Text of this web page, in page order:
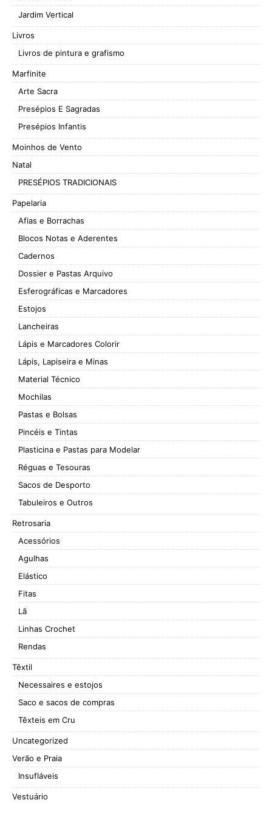
Jardim Vertical
Livros
Livros de pintura e grafismo
Marfinite
Arte Sacra
Presépios E Sagradas
Presépios Infantis
Moinhos de Vento
Natal
PRESÉPIOS TRADICIONAIS
Papelaria
Afias e Borrachas
Blocos Notas e Aderentes
Cadernos
Dossier e Pastas Arquivo
Esferográficas e Marcadores
Estojos
Lancheiras
Lápis e Marcadores Colorir
Lápis, Lapiseira e Minas
Material Técnico
Mochilas
Pastas e Bolsas
Pincéis e Tintas
Plasticina e Pastas para Modelar
Réguas e Tesouras
Sacos de Desporto
Tabuleiros e Outros
Retrosaria
Acessórios
Agulhas
Elástico
Fitas
Lã
Linhas Crochet
Rendas
Têxtil
Necessaires e estojos
Saco e sacos de compras
Têxteis em Cru
Uncategorized
Verão e Praia
Insufláveis
Vestuário